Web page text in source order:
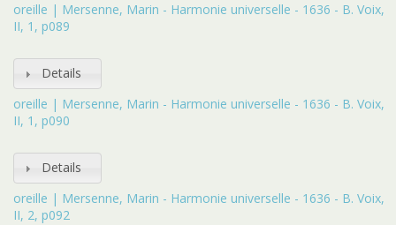
oreille | Mersenne, Marin - Harmonie universelle - 1636 - B. Voix,
II, 1, p089
Details
oreille | Mersenne, Marin - Harmonie universelle - 1636 - B. Voix,
II, 1, p090
Details
oreille | Mersenne, Marin - Harmonie universelle - 1636 - B. Voix,
II, 2, p092